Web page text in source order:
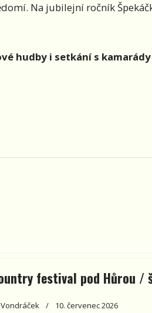
Na jubilejní ročník
hudby i setkání s
festival pod Hůrou /
Vondráček 10. červenec 2026